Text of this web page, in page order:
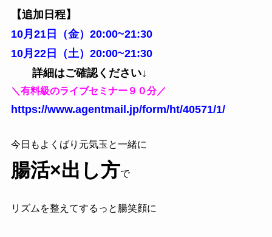
【追加日程】
10月21日（金）20:00~21:30
10月22日（土）20:00~21:30
詳細はご確認ください↓
＼有料級のライブセミナー９０分／
https://www.agentmail.jp/form/ht/40571/1/
今日もよくばり元気玉と一緒に
腸活×出し方で
リズムを整えてするっと腸笑顔に